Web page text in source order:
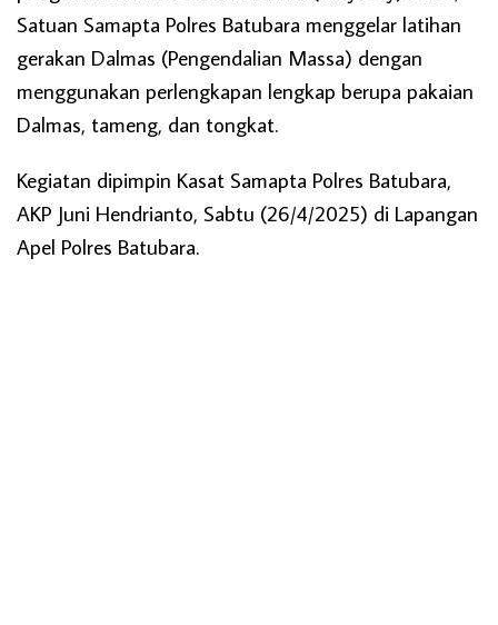
Satuan Samapta Polres Batubara menggelar latihan
gerakan Dalmas (Pengendalian Massa) dengan
menggunakan perlengkapan lengkap berupa pakaian
Dalmas, tameng, dan tongkat.
Kegiatan dipimpin Kasat Samapta Polres Batubara,
AKP Juni Hendrianto, Sabtu (26/4/2025) di Lapangan
Apel Polres Batubara.